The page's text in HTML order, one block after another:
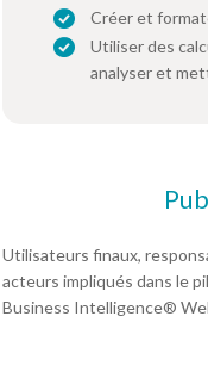
Créer et
Utiliser des
analyser et
Utilisateurs finaux,
acteurs impliqués dans le
Business Intelligence®